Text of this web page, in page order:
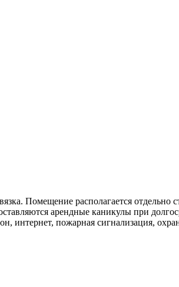
Помещение располагается отдельно
арендные каникулы при
интернет, пожарная сигнализация,